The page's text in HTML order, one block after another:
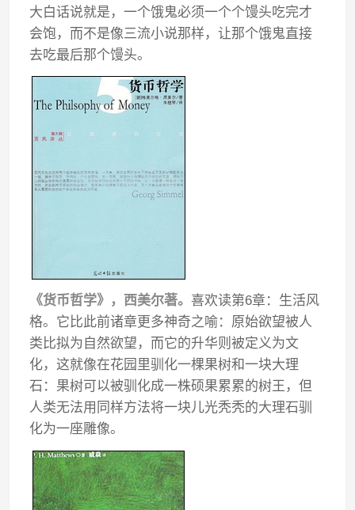
大白话说就是，一个饿鬼必须一个个馒头吃完才
会饱，而不是像三流小说那样，让那个饿鬼直接
去吃最后那个馒头。
《货币哲学》，西美尔著。喜欢读第6章：生活风
格。它比此前诸章更多神奇之喻：原始欲望被人
类比拟为自然欲望，而它的升华则被定义为文
化，这就像在花园里驯化一棵果树和一块大理
石：果树可以被驯化成一株硕果累累的树王，但
人类无法用同样方法将一块儿光秃秃的大理石驯
化为一座雕像。